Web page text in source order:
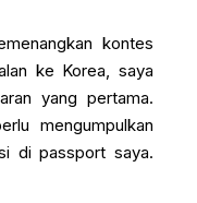
kontes
ke Korea, saya
yang pertama.
mengumpulkan
di passport saya.